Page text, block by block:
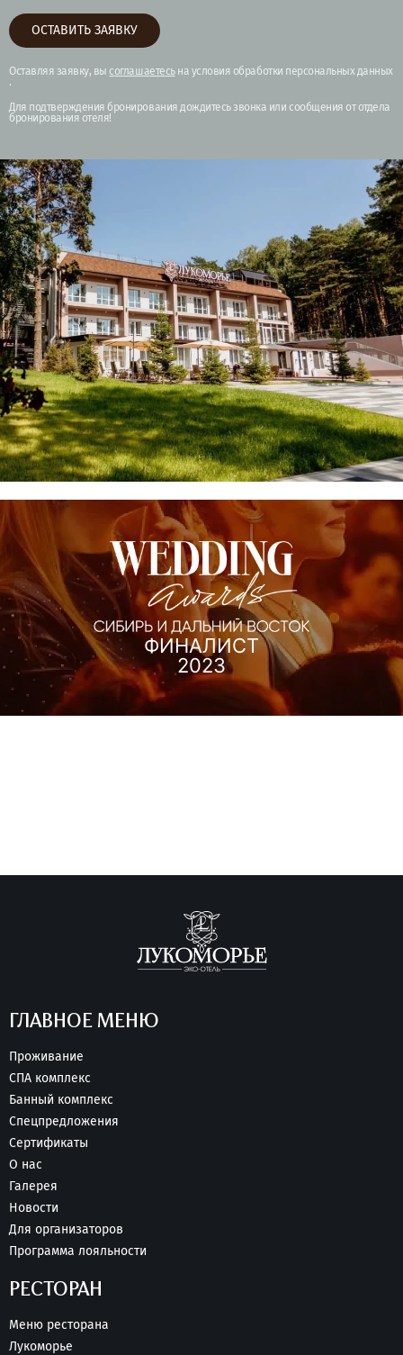
ОСТАВИТЬ ЗАЯВКУ
Оставляя заявку, вы соглашаетесьна условия обработки персональных данных
.
Для подтверждения бронирования дождитесь звонка или сообщения от отдела
бронирования отеля!
ФИНАЛИСТ
2023
ГЛАВНОЕ МЕНЮ
Проживание
СПА комплекс
Банный комплекс
Спецпредложения
Сертификаты
О нас
Галерея
Новости
Для организаторов
Программа лояльности
РЕСТОРАН
Меню ресторана
Лукоморье